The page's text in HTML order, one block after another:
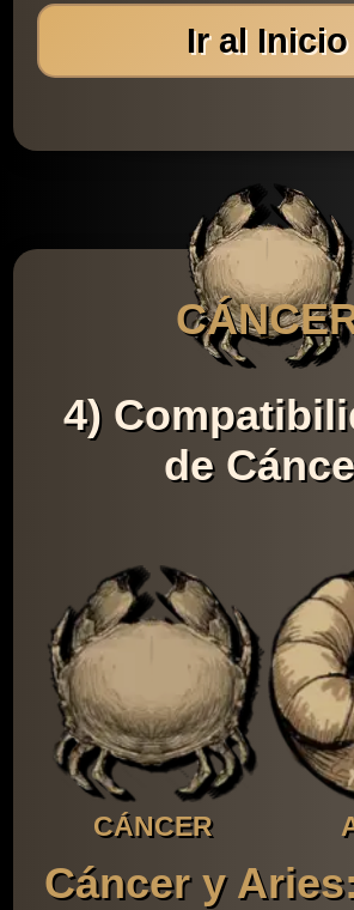
Ir al Inicio
4)
de
CÁNCER
Cáncer y